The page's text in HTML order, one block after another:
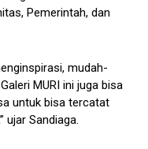
Pemerintah, dan
mudah-
MURI ini juga bisa
untuk bisa tercatat
ujar Sandiaga.